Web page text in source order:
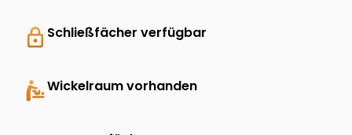
lock Schließfächer verfügbar
baby_changing_stationWickelraum vorhanden